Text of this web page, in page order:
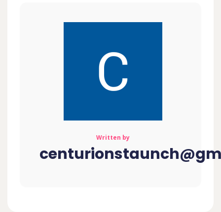
Written by